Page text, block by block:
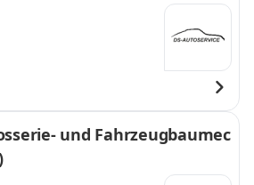
und Fahrzeugbaumec